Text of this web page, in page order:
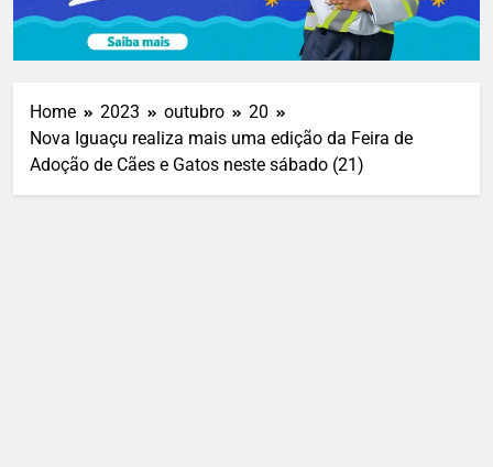
Home 2023 outubro
20
Nova Iguaçu realiza mais uma edição da Feira de
Adoção de Cães e Gatos neste sábado (21)